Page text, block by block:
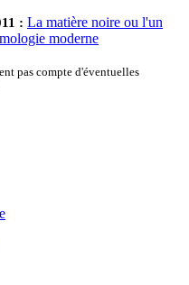
: La matière noire ou l'un
moderne
pas compte d'éventuelles